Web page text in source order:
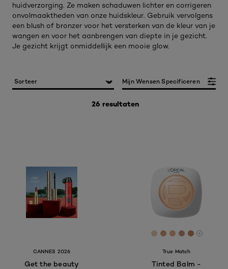
huidverzorging. Ze maken schaduwen lichter en corrigeren
onvolmaaktheden van onze huidskleur. Gebruik vervolgens
een blush of bronzer voor het versterken van de kleur van je
wangen en voor het aanbrengen van diepte in je gezicht.
Je gezicht krijgt onmiddellijk een mooie glow.
26 resultaten
Mijn Wensen Specificeren
CANNES 2026
Get the beauty
[Color]: #EACAAC
[Color]:
[Color]:
[Color]:
[Color]:
More
True Match
Tinted Balm -